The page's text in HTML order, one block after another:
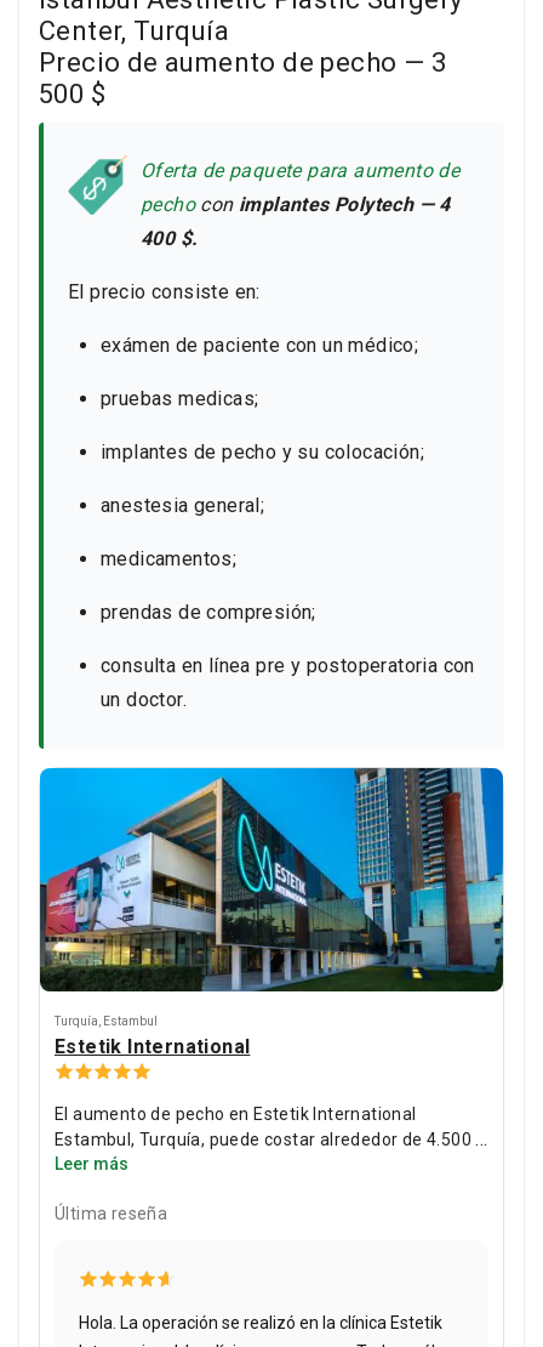
Center, Turquía
Precio de aumento de pecho — 3
500 $
Oferta de paquete para aumento de
pechocon implantes Polytech — 4
400 $.
El precio consiste en:
exámen de paciente con un médico;
pruebas medicas;
implantes de pecho y su colocación;
anestesia general;
medicamentos;
prendas de compresión;
consulta en línea pre y postoperatoria con
un doctor.
Turquía Estambul
Estetik International
El aumento de pecho en Estetik International
Estambul, Turquía, puede costar alrededor de 4.500 €
con implantes de silicona de primera calidad. La
dirigida por el Dr. Kunter Erten, miembro de la ISAPS
1.200 procedimientos realizados.
procedimiento
de silicona Motiva o Mentor aprobados por la FDA. El
Leer más
Última reseña
Hola. La operación se realizó en la clínica Estetik